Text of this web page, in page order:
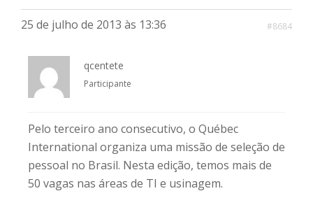
25 de julho de 2013 às 13:36 #8684
qcentete
Participante
Pelo terceiro ano consecutivo, o Québec
International organiza uma missão de seleção de
pessoal no Brasil. Nesta edição, temos mais de
50 vagas nas áreas de TI e usinagem.